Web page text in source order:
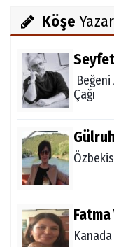
Köşe
Beğeni
Çağı
Fatma